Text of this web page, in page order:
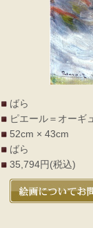
ばら
ピエール＝オーギ
52cm × 43cm
ばら
35,794円(税込)